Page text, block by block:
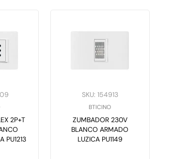
2P+T
PU1213
SKU: 154913
BTICINO
ZUMBADOR 230V
BLANCO ARMADO
LUZICA PU1149